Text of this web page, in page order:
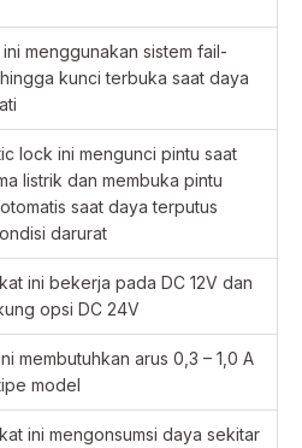
menggunakan sistem fail-
kunci terbuka saat daya
lock ini mengunci pintu saat
listrik dan membuka pintu
saat daya terputus
darurat
ini bekerja pada DC 12V dan
opsi DC 24V
membutuhkan arus 0,3 – 1,0 A
model
ini mengonsumsi daya sekitar